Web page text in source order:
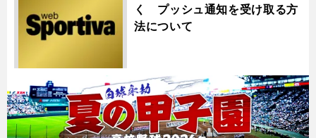
く プッシュ通知を受け取る方
法について